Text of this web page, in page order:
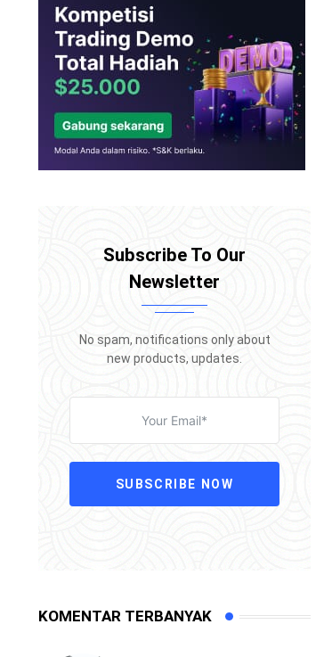
Subscribe To Our
Newsletter
No spam, notifications only about
new products, updates.
SUBSCRIBE NOW
KOMENTAR TERBANYAK